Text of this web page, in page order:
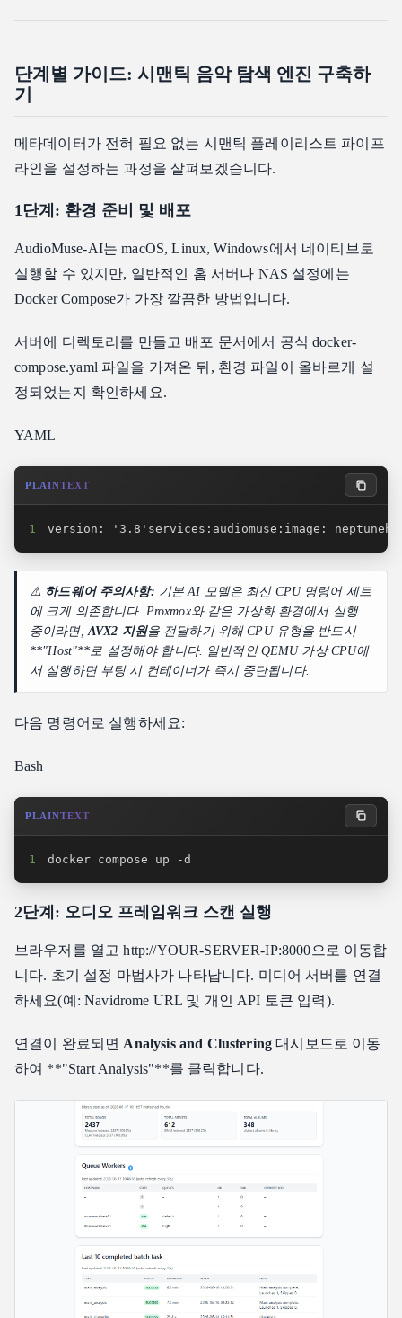
단계별 가이드: 시맨틱 음악 탐색 엔진 구축하
기
메타데이터가 전혀 필요 없는 시맨틱 플레이리스트 파이프
라인을 설정하는 과정을 살펴보겠습니다.
1단계: 환경 준비 및 배포
AudioMuse-AI는 macOS, Linux, Windows에서 네이티브로
실행할 수 있지만, 일반적인 홈 서버나 NAS 설정에는
Docker Compose가 가장 깔끔한 방법입니다.
서버에 디렉토리를 만들고 배포 문서에서 공식 docker-
compose.yaml 파일을 가져온 뒤, 환경 파일이 올바르게 설
정되었는지 확인하세요.
YAML
PLAINTEXT
1 version: '3.8'services:audiomuse:image:
⚠️ 하드웨어 주의사항: 기본 AI 모델은 최신 CPU 명령어 세트
에 크게 의존합니다. Proxmox와 같은 가상화 환경에서 실행
중이라면, AVX2 지원을 전달하기 위해 CPU 유형을 반드시
**"Host"**로 설정해야 합니다. 일반적인 QEMU 가상 CPU에
서 실행하면 부팅 시 컨테이너가 즉시 중단됩니다.
다음 명령어로 실행하세요:
Bash
PLAINTEXT
1 docker compose up -d
2단계: 오디오 프레임워크 스캔 실행
브라우저를 열고 http://YOUR-SERVER-IP:8000으로 이동합
니다. 초기 설정 마법사가 나타납니다. 미디어 서버를 연결
하세요(예: Navidrome URL 및 개인 API 토큰 입력).
연결이 완료되면 Analysis and Clustering 대시보드로 이동
하여 **"Start Analysis"**를 클릭합니다.